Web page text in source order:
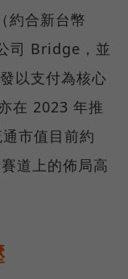
約合新台幣
司 Bridge，並
以支付為核心
在 2023 年推
市值目前約
道上的佈局高